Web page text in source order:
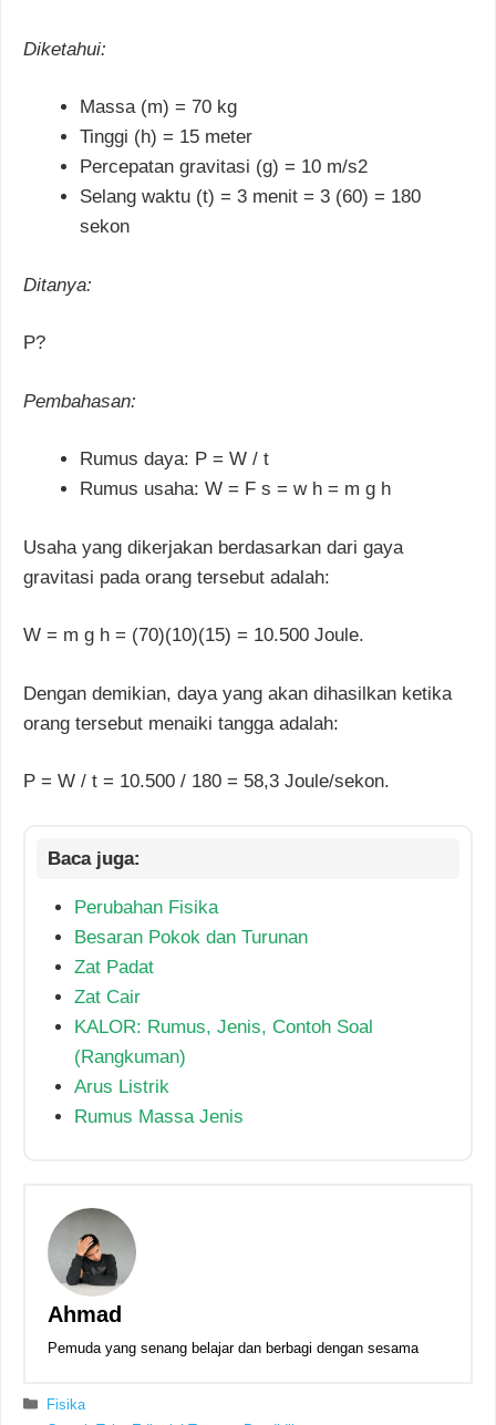
Diketahui:
Massa (m) = 70 kg
Tinggi (h) = 15 meter
Percepatan gravitasi (g) = 10 m/s2
Selang waktu (t) = 3 menit = 3 (60) = 180
sekon
Ditanya:
P?
Pembahasan:
Rumus daya: P = W / t
Rumus usaha: W = F s = w h = m g h
Usaha yang dikerjakan berdasarkan dari gaya
gravitasi pada orang tersebut adalah:
W = m g h = (70)(10)(15) = 10.500 Joule.
Dengan demikian, daya yang akan dihasilkan ketika
orang tersebut menaiki tangga adalah:
P = W / t = 10.500 / 180 = 58,3 Joule/sekon.
Perubahan Fisika
Besaran Pokok dan Turunan
Zat Padat
Zat Cair
KALOR: Rumus, Jenis, Contoh Soal
(Rangkuman)
Arus Listrik
Rumus Massa Jenis
Ahmad
Pemuda yang senang belajar dan berbagi dengan sesama
Kategori
Fisika